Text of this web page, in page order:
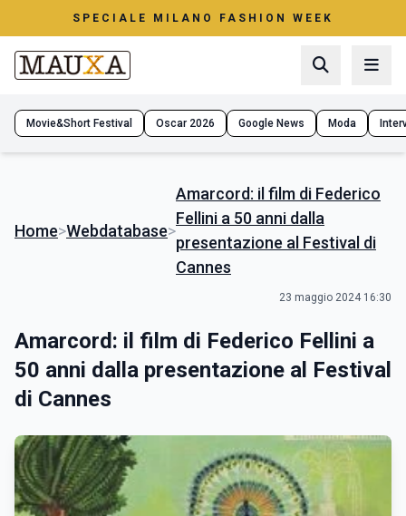
SPECIALE MILANO FASHION WEEK
Movie&Short Festival Oscar 2026 Google News Moda
Home>Webdatabase>
Amarcord: il film di Federico
Fellini a 50 anni dalla
presentazione al Festival di
Cannes
23 maggio 2024 16:30
Amarcord: il film di Federico Fellini a
50 anni dalla presentazione al Festival
di Cannes